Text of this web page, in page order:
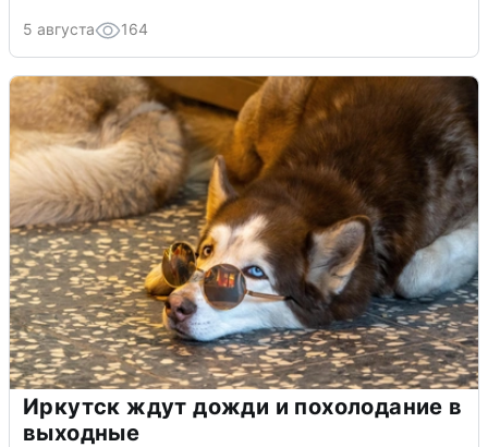
5 августа 164
Иркутск ждут дожди и похолодание в
выходные